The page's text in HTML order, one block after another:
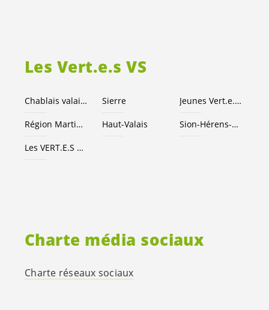
Les Vert.e.s VS
Chablais valaisan Sierre Jeunes Vert.e.x.s
Région Martigny Haut-Valais Sion-Hérens-Conthey
Les VERT.E.S
Charte média sociaux
Charte réseaux sociaux